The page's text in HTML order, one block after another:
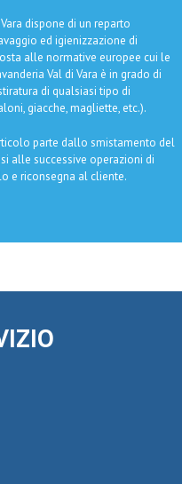
dispone di un reparto
ed igienizzazione di
alle normative europee cui le
Val di Vara è in grado di
di qualsiasi tipo di
giacche, magliette, etc.).
parte dallo smistamento del
alle successive operazioni di
e riconsegna al cliente.